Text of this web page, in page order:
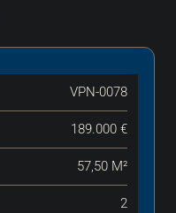
VPN-0078
189.000 €
57,50 M²
2